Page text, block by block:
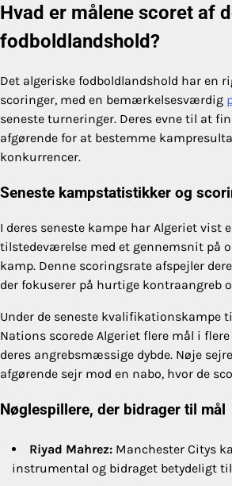
Hvad er målene scoret af
fodboldlandshold?
Det algeriske fodboldlandshold har en
scoringer, med en bemærkelsesværdig
seneste turneringer. Deres evne til at
afgørende for at bestemme
konkurrencer.
Seneste kampstatistikker og
I deres seneste kampe har Algeriet vist
tilstedeværelse med et gennemsnit på
kamp. Denne scoringsrate afspejler
der fokuserer på hurtige kontraangreb
Under de seneste kvalifikationskampe
Nations scorede Algeriet flere mål i
deres angrebsmæssige dybde. Nøje
afgørende sejr mod en nabo, hvor de
Nøglespillere, der bidrager til mål
Riyad Mahrez: Manchester Citys
instrumental og bidraget betydeligt